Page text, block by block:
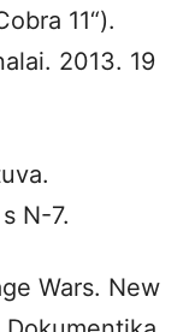
11“).
2013. 19
N-7.
Wars. New